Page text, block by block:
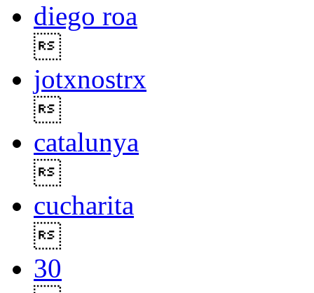
diego roa
jotxnostrx
catalunya
cucharita
30